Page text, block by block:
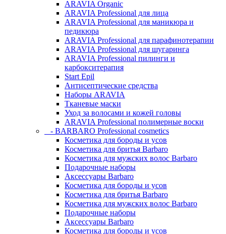
ARAVIA Organic
ARAVIA Professional для лица
ARAVIA Professional для маникюра и
педикюра
ARAVIA Professional для парафинотерапии
ARAVIA Professional для шугаринга
ARAVIA Professional пилинги и
карбокситерапия
Start Epil
Антисептические средства
Наборы ARAVIA
Тканевые маски
Уход за волосами и кожей головы
ARAVIA Professional полимерные воски
- BARBARO Professional cosmetics
Косметика для бороды и усов
Косметика для бритья Barbaro
Косметика для мужских волос Barbaro
Подарочные наборы
Аксессуары Barbaro
Косметика для бороды и усов
Косметика для бритья Barbaro
Косметика для мужских волос Barbaro
Подарочные наборы
Аксессуары Barbaro
Косметика для бороды и усов